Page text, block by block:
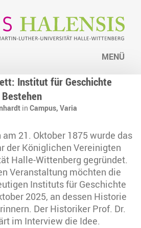
MENÜ
Institut für Geschichte
in Campus, Varia
21. Oktober 1875 wurde das
der Königlichen Vereinigten
Halle-Wittenberg gegründet.
Veranstaltung möchten die
Instituts für Geschichte
2025, an dessen Historie
Der Historiker Prof. Dr.
im Interview die Idee.